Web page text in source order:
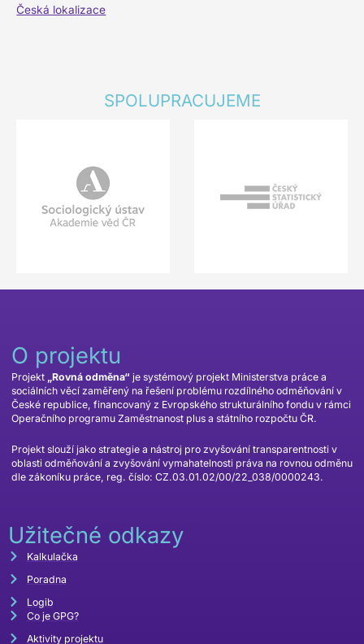
Česká lokalizace
SPOLUPRACUJEME
O projektu
Projekt „Rovná odměna“ je systémový projekt Ministerstva práce a
sociálních věcí zaměřený na řešení problému rozdílného odměňování v
České republice, financovaný z Evropského strukturálního fondu v rámci
Operačního programu Zaměstnanost plus a státního rozpočtu ČR.
Projekt slouží jako strategie a nástroj pro zvyšování transparentnosti v
oblasti odměňování a zvyšování vymahatelnosti práva na rovnou odměnu
dle zákoníku práce, reg. číslo: CZ.03.01.02/00/22_038/0000243.
Užitečné odkazy
Kalkulačka
Poradna
Logib
Co je GPG?
Aktivity projektu